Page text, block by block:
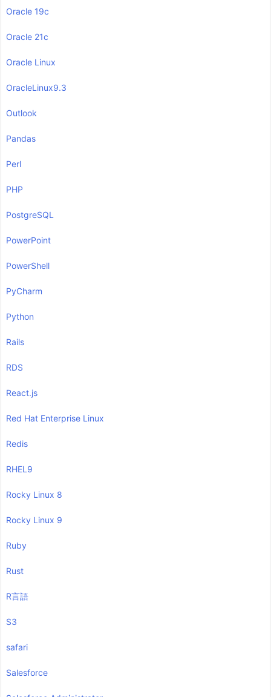
Oracle 19c
Oracle 21c
Oracle Linux
OracleLinux9.3
Outlook
Pandas
Perl
PHP
PostgreSQL
PowerPoint
PowerShell
PyCharm
Python
Rails
RDS
React.js
Red Hat Enterprise Linux
Redis
RHEL9
Rocky Linux 8
Rocky Linux 9
Ruby
Rust
R言語
S3
safari
Salesforce